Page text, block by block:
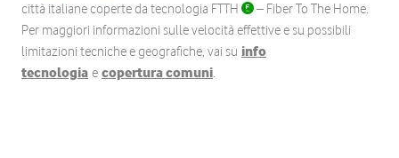
città italiane coperte da tecnologia FTTH
– Fiber To The Home.
Per maggiori informazioni sulle velocità effettive e su possibili
limitazioni tecniche e geografiche, vai su info
tecnologia e copertura comuni.